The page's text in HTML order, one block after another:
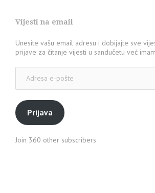
Vijesti na email
Unesite vašu email adresu i dobijajte sve
prijave za čitanje vijesti u sandučetu već
pošte
Prijava
Join 360 other subscribers